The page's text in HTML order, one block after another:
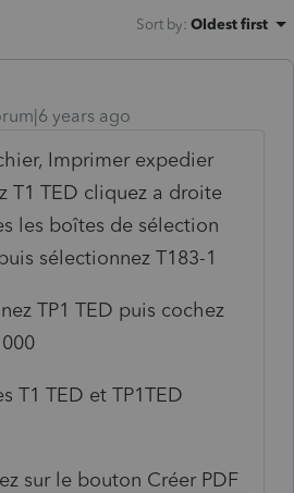
Sort by: Oldest first
years ago
Imprimer expedier
T1 TED cliquez a droite
les boîtes de sélection
sélectionnez T183-1
TP1 TED puis cochez
T1 TED et TP1TED
sur le bouton Créer PDF